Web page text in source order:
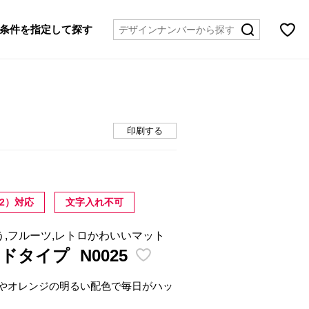
条件を指定して探す
印刷する
）対応 文字入れ不可
フルーツ,レトロかわいいマット
タイプ N0025
オレンジの明るい配色で毎日がハッ